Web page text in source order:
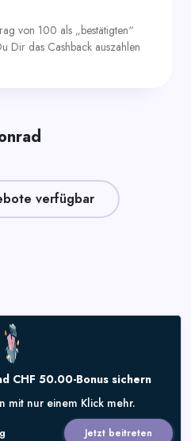
von 100 als „bestätigten“
Dir das Cashback auszahlen
verfügbar
CHF 50.00-Bonus sichern
mit nur einem Klick mehr.
Jetzt beitreten